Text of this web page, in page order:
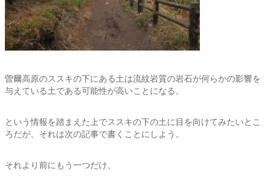
曽爾高原のススキの下にある土は流紋岩質の岩石が何らかの影響を
与えている土である可能性が高いことになる。
という情報を踏まえた上でススキの下の土に目を向けてみたいとこ
ろだが、それは次の記事で書くことにしよう。
それより前にもう一つだけ、